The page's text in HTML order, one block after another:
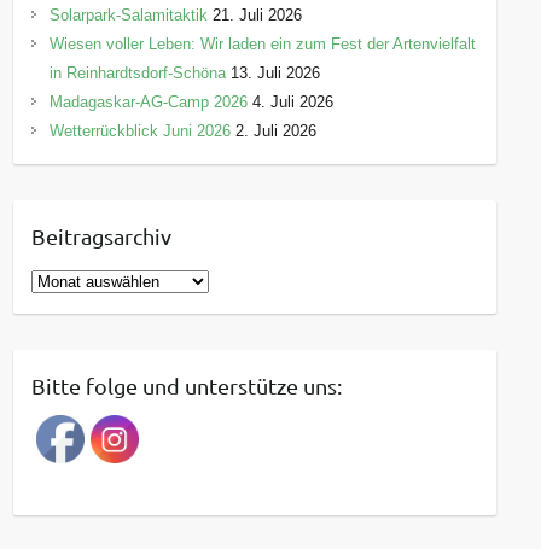
Solarpark-Salamitaktik 21. Juli 2026
Wiesen voller Leben: Wir laden ein zum Fest der Artenvielfalt
in Reinhardtsdorf-Schöna 13. Juli 2026
Madagaskar-AG-Camp 2026 4. Juli 2026
Wetterrückblick Juni 2026 2. Juli 2026
Beitragsarchiv
B
e
r
a
g
a
Bitte folge und unterstütze uns: